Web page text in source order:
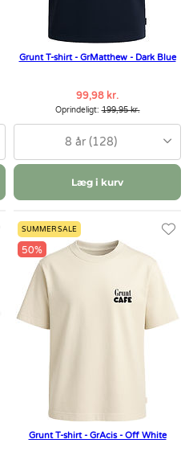
Grunt T-shirt - GrMatthew - Dark Blue
99,98 kr.
Oprindeligt:199,95 kr.
8 år (128)
Læg i kurv
SUMMER SALE
50%
Grunt T-shirt - GrAcis - Off White